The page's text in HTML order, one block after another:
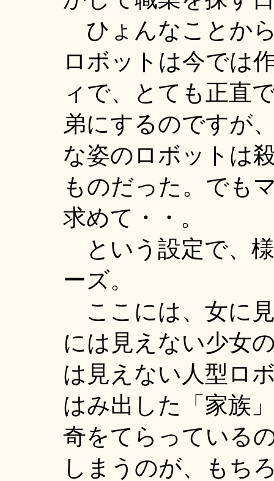
ひょんなことか
ロボットは今では
ィで、とても正直
弟にするのですが
な姿のロボットは
ものだった。でも
求めて・・。
という設定で、
ーズ。
ここには、女に
には見えない少女
は見えない人型ロ
はみ出した「家族
奇をてらっている
しまうのが、もち